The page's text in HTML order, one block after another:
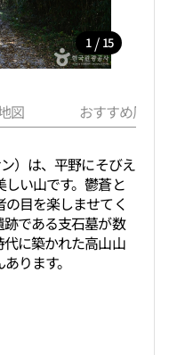
1 / 15
図 おすすめ周辺
）は、平野にそびえ
い山です。鬱蒼と
目を楽しませてく
である支石墓が数
に築かれた高山山
ります。